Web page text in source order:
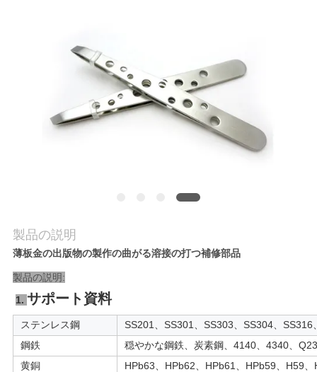
だ
さ
い
ニ
ュ
製品の説明
薄板金の出版物の製作の曲がる溶接の打つ補修部品
製品の説明:
1. サポート資料
ステンレス鋼
SS201、SS301、SS303、SS304、SS316
鋼鉄
穏やかな鋼鉄、炭素鋼、4140、4340、
黄銅
HPb63、HPb62、HPb61、HPb59、H59